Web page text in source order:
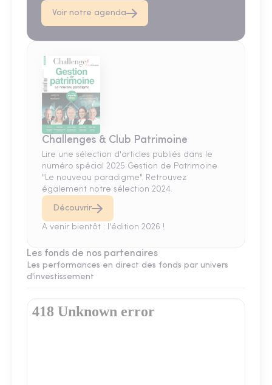
Voir notre agenda
Challenges & Club Patrimoine
Lire une sélection d'articles publiés dans le
numéro spécial 2025 Gestion de Patrimoine
"Le nouveau paradigme". Retrouvez
également notre sélection 2024.
Découvrir
A venir bientôt : l'édition 2026 !
Les fonds de nos partenaires
Les performances en direct des fonds par univers
d'investissement